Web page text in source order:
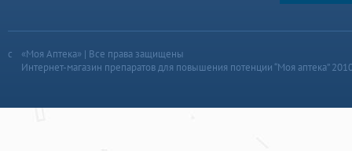
«Моя Аптека» | Все права защищены
Интернет-магазин препаратов для повышения потенции “Моя аптека”